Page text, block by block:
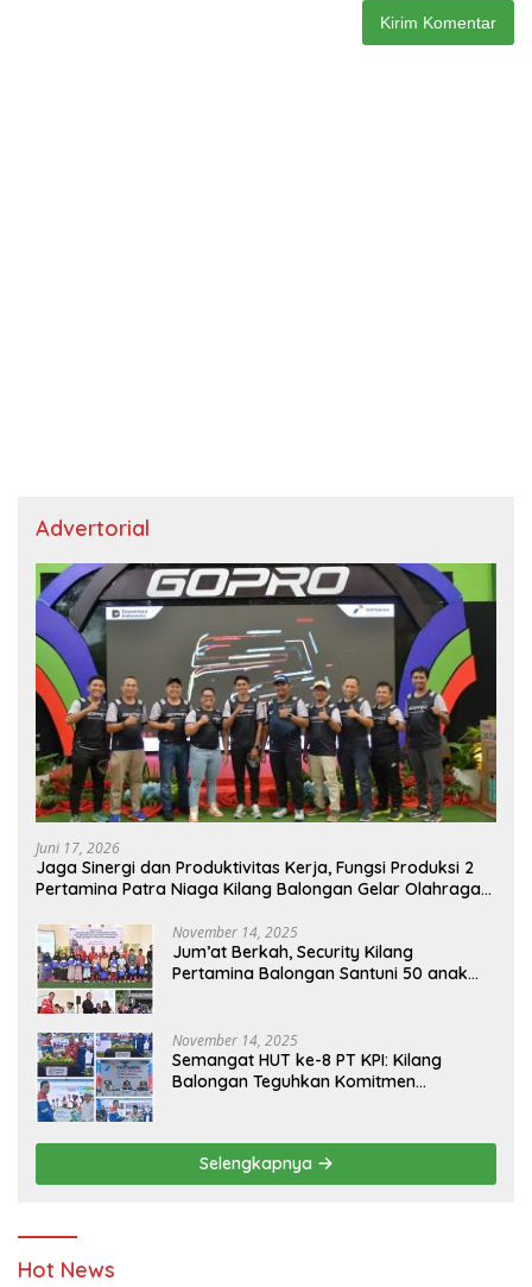
Advertorial
Juni 17, 2026
Jaga Sinergi dan Produktivitas Kerja, Fungsi Produksi 2
Pertamina Patra Niaga Kilang Balongan Gelar Olahraga
November 14, 2025
Jum’at Berkah, Security Kilang
Pertamina Balongan Santuni 50 anak
November 14, 2025
Semangat HUT ke-8 PT KPI: Kilang
Balongan Teguhkan Komitmen
Pendidikan
Selengkapnya
Hot News